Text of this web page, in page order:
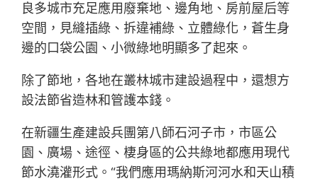
良多城市充足應用廢棄地、邊角地、房前屋后等
空間，見縫插綠、拆違補綠、立體綠化，蒼生身
邊的口袋公園、小微綠地明顯多了起來。
除了節地，各地在叢林城市建設過程中，還想方
設法節省造林和管護本錢。
在新疆生產建設兵團第八師石河子市，市區公
園、廣場、途徑、棲身區的公共綠地都應用現代
節水澆灌形式。“我們應用瑪納斯河河水和天山積